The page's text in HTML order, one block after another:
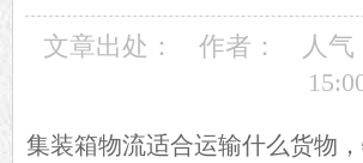
文章出处： 作者： 人气
集装箱物流适合运输什么货物